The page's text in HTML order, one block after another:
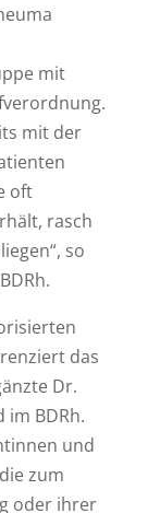
mit
mit der
oft
rasch
so
das
Dr.
BDRh.
und
zum
oder ihrer